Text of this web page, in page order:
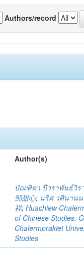
Authors/record
Author(s)
บัณฑิตา ปีวราพันธ์วิร
邹甜心; นริศ วศินาน
祥;Huachiew
of Chinese Studies.
Chalermprakiet
Studies